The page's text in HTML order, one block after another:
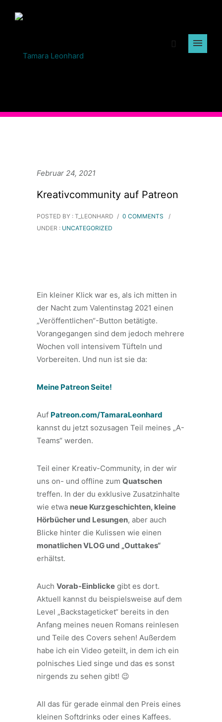
Februar 24, 2021
Kreativcommunity auf Patreon
POSTED BY : T_LEONHARD / 0 COMMENTS
/
UNDER : UNCATEGORIZED
Ein kleiner Klick war es, als ich mitten in
der Nacht zum Valentinstag 2021 einen
„Veröffentlichen“-Button betätigte.
Vorangegangen sind dem jedoch mehrere
Wochen voll intensivem Tüfteln und
Vorbereiten. Und nun ist sie da:
Meine Patreon Seite!
Auf Patreon.com/TamaraLeonhard
kannst du jetzt sozusagen Teil meines „A-
Teams“ werden.
Teil einer Kreativ-Community, in der wir
uns on- und offline zum Quatschen
treffen. In der du exklusive Zusatzinhalte
wie etwa neue Kurzgeschichten, kleine
Hörbücher und Lesungen, aber auch
Blicke hinter die Kulissen wie einen
monatlichen VLOG und „Outtakes“
erhältst.
Auch Vorab-Einblicke gibt es dort.
Aktuell kannst du beispielsweise auf dem
Level „Backstageticket“ bereits in den
Anfang meines neuen Romans reinlesen
und Teile des Covers sehen! Außerdem
habe ich ein Video geteilt, in dem ich ein
polnisches Lied singe und das es sonst
nirgends zu sehen gibt! 😉
All das für gerade einmal den Preis eines
kleinen Softdrinks oder eines Kaffees.